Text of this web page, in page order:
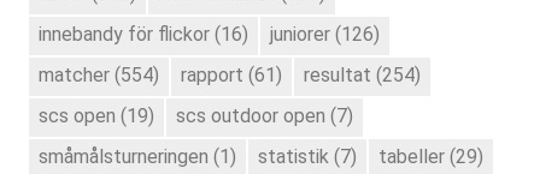
innebandy för flickor (16) juniorer (126)
matcher (554) rapport (61) resultat (254)
scs open (19) scs outdoor open (7)
småmålsturneringen (1) statistik (7) tabeller (29)